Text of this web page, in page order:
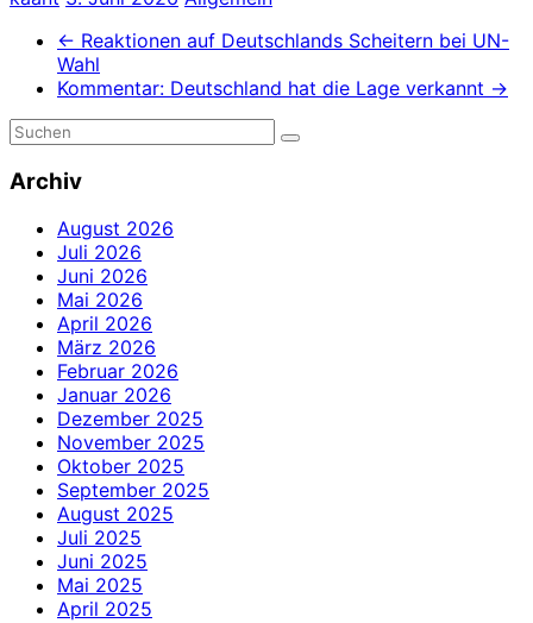
← Reaktionen auf Deutschlands Scheitern bei UN-
Wahl
Kommentar: Deutschland hat die Lage verkannt →
Archiv
August 2026
Juli 2026
Juni 2026
Mai 2026
April 2026
März 2026
Februar 2026
Januar 2026
Dezember 2025
November 2025
Oktober 2025
September 2025
August 2025
Juli 2025
Juni 2025
Mai 2025
April 2025